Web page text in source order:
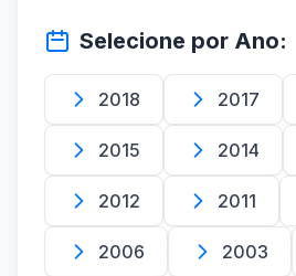
Selecione por Ano:
2018 2017
2015 2014
2012 2011
2006 2003